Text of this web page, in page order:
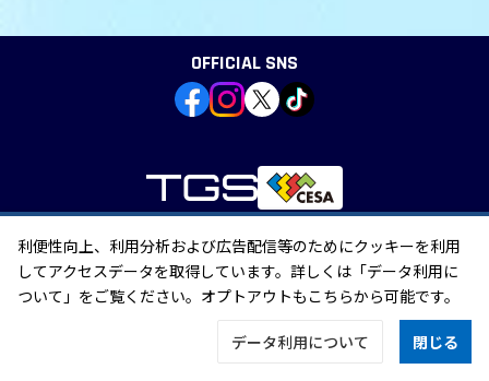
OFFICIAL SNS
個人情報の取り扱い
外部送信
「特定商取引に関する法律」に基づく表示
©CESA/Nikkei Business Publications, Inc. All rights reserved
利便性向上、利用分析および広告配信等のためにクッキーを利用
してアクセスデータを取得しています。詳しくは「データ利用に
ついて」をご覧ください。オプトアウトもこちらから可能です。
データ利用について 閉じる